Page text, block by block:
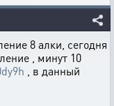
8 алки, сегодня
, минут 10
, в данный